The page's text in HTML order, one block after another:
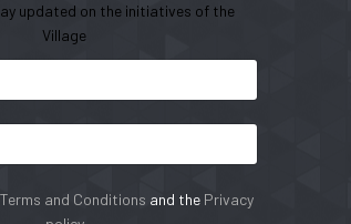
updated on the initiatives of the
Village
Terms and Conditions and the Privacy